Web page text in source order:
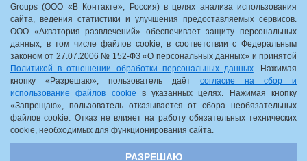
Нижний Новгород, пр. Гагарина, 35, корп. 1
10:00-22:00
Схема ТРЦ
Обратная связь
Groups (ООО «В Контакте», Россия) в целях анализа использования
сайта, ведения статистики и улучшения предоставляемых сервисов.
ООО «Акватория развлечений» обеспечивает защиту персональных
данных, в том числе файлов cookie, в соответствии с Федеральным
законом от 27.07.2006 № 152-ФЗ «О персональных данных» и принятой
Политикой в отношении обработки персональных данных. Нажимая
кнопку «Разрешаю», пользователь даёт согласие на сбор и
использование файлов cookie в указанных целях. Нажимая кнопку
«Запрещаю», пользователь отказывается от сбора необязательных
файлов cookie. Отказ не влияет на работу обязательных технических
cookie, необходимых для функционирования сайта.
РАЗРЕШАЮ